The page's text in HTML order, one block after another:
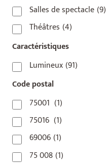
Salles de spectacle(9)
Théâtres (4)
Caractéristiques
Lumineux(91)
Code postal
75001 (1)
75016 (1)
69006(1)
75 008(1)